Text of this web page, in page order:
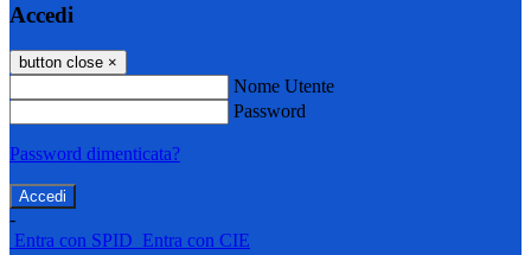
Accedi
button close ×
Nome Utente
Password
Password dimenticata?
-
Entra con SPID Entra con CIE